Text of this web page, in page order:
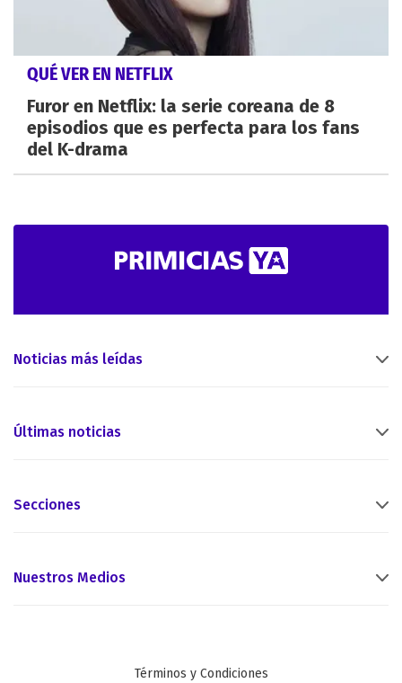
QUÉ VER EN NETFLIX
Furor en Netflix: la serie coreana de 8
episodios que es perfecta para los fans
del K-drama
Noticias más leídas
Últimas noticias
Secciones
Nuestros Medios
Términos y Condiciones